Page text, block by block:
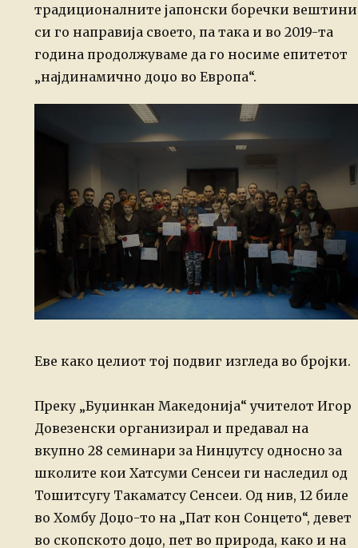
традиционалните јапонски боречки вештини
си го направија своето, па така и во 2019-та
година продолжуваме да го носиме епитетот
„најдинамично доџо во Европа“.
Еве како целиот тој подвиг изгледа во бројки.
Преку „Буџинкан Македонија“ учителот Игор
Довезенски организирал и предавал на
вкупно 28 семинари за Нинџутсу односно за
школите кои Хатсуми Сенсеи ги наследил од
Тошитсугу Такаматсу Сенсеи. Од нив, 12 биле
во Хомбу Доџо-то на „Пат кон Сонцето“, девет
во скопското доџо, пет во природа, како и на